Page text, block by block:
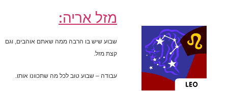
מזל אריה:
שבוע שיש בו הרבה ממה שאתם אוהבים, וגם
קצת מזל.
עבודה – שבוע טוב לכל מה שתכוונו אותו.